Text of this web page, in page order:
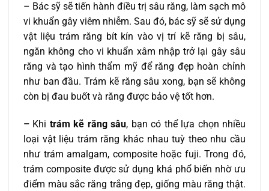
– Bác sỹ sẽ tiến hành điều trị sâu răng, làm sạch mô
vi khuẩn gây viêm nhiễm. Sau đó, bác sỹ sẽ sử dụng
vật liệu trám răng bít kín vào vị trí kẽ răng bị sâu,
ngăn không cho vi khuẩn xâm nhập trở lại gây sâu
răng và tạo hình thẩm mỹ để răng đẹp hoàn chỉnh
như ban đầu. Trám kẽ răng sâu xong, bạn sẽ không
còn bị đau buốt và răng được bảo vệ tốt hơn.
– Khi trám kẽ răng sâu, bạn có thể lựa chọn nhiều
loại vật liệu trám răng khác nhau tuỳ theo nhu cầu
như trám amalgam, composite hoặc fuji. Trong đó,
trám composite được sử dụng khá phổ biến nhờ ưu
điểm màu sắc răng trắng đẹp, giống màu răng thật.